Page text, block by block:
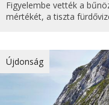
Figyelembe vették a
mértékét, a tiszta
Újdonság